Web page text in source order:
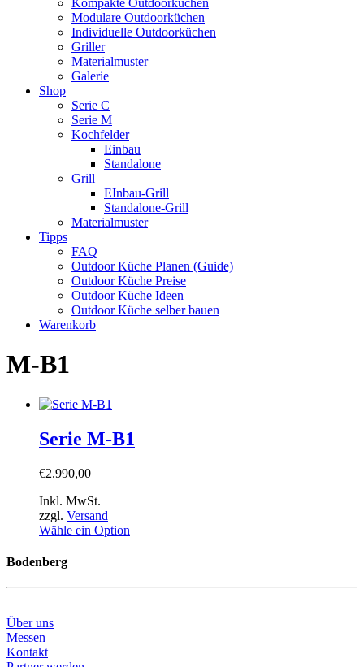
Kompakte Outdoorküchen
Modulare Outdoorküchen
Individuelle Outdoorküchen
Griller
Materialmuster
Galerie
Shop
Serie C
Serie M
Kochfelder
Einbau
Standalone
Grill
EInbau-Grill
Standalone-Grill
Materialmuster
Tipps
FAQ
Outdoor Küche Planen (Guide)
Outdoor Küche Preise
Outdoor Küche Ideen
Outdoor Küche selber bauen
Warenkorb
M-B1
Serie M-B1
€2.990,00
Inkl. MwSt.
zzgl. Versand
Wähle ein Option
Bodenberg
Über uns
Messen
Kontakt